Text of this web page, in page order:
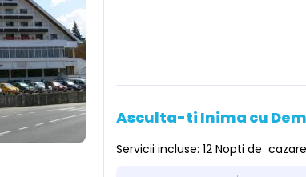
Asculta-ti Inima cu
Servicii incluse: 12 Nopti de